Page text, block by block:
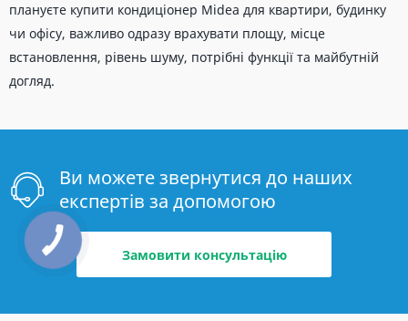
плануєте купити кондиціонер Midea для квартири, будинку
чи офісу, важливо одразу врахувати площу, місце
встановлення, рівень шуму, потрібні функції та майбутній
догляд.
Ви можете звернутися до наших
експертів за допомогою
Замовити консультацію